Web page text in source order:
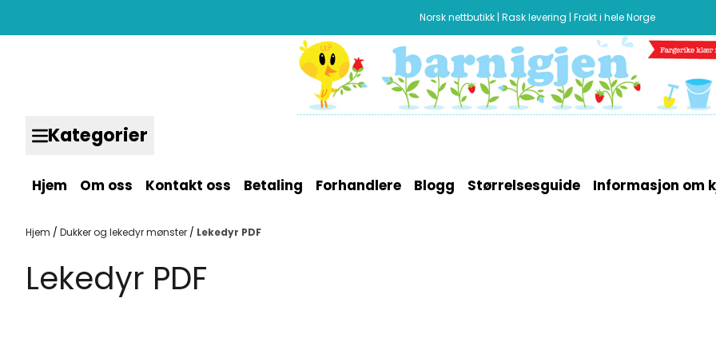
Norsk nettbutikk | Rask levering | Frakt i hele Norge
Kategorier
Hjem Om oss Kontakt oss Betaling Forhandlere Blogg Størrelsesguide Informasjon om
Hjem / Dukker og lekedyr mønster / Lekedyr PDF
Lekedyr PDF